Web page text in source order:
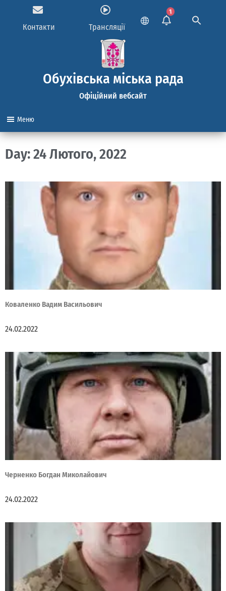
Контакти Трансляції
1
Обухівська міська рада
Офіційний вебсайт
Меню
Day: 24 Лютого, 2022
Коваленко Вадим Васильович
24.02.2022
Черненко Богдан Миколайович
24.02.2022